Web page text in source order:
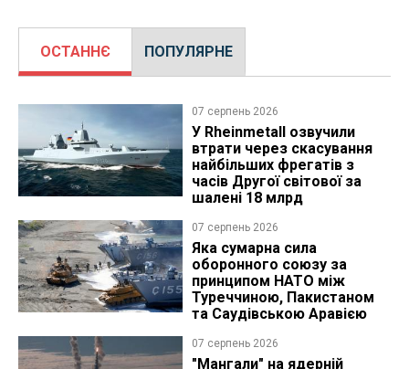
ОСТАННЄ ПОПУЛЯРНЕ
07 серпень 2026
У Rheinmetall озвучили
втрати через скасування
найбільших фрегатів з
часів Другої світової за
шалені 18 млрд
07 серпень 2026
Яка сумарна сила
оборонного союзу за
принципом НАТО між
Туреччиною, Пакистаном
та Саудівською Аравією
07 серпень 2026
"Мангали" на ядерній